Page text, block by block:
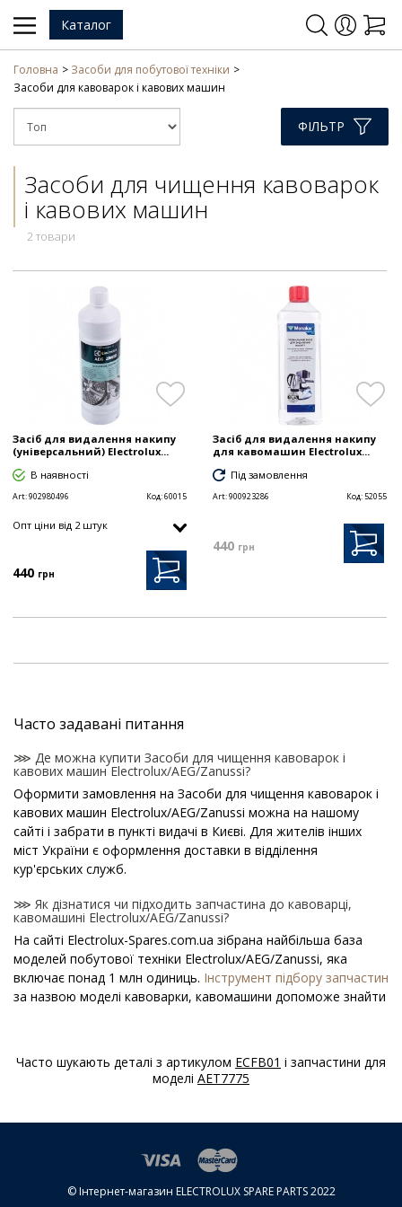
Каталог
Головна
Засоби для побутової техніки
Засоби для кавоварок і кавових машин
ФІЛЬТР
Засоби для чищення кавоварок
і кавових машин
2 товари
Засіб для видалення накипу
(універсальний) Electrolux...
В наявності
Art:902980496 Код:60015
Опт цiни від 2 штук
440 грн
Засіб для видалення накипу
для кавомашин Electrolux...
Під замовлення
Art:900923286 Код:52055
440 грн
Часто задавані питання
⋙ Де можна купити Засоби для чищення кавоварок і
кавових машин Electrolux/AEG/Zanussi?
Оформити замовлення на Засоби для чищення кавоварок і
кавових машин Electrolux/AEG/Zanussi можна на нашому
сайті і забрати в пункті видачі в Києві. Для жителів інших
міст України є оформлення доставки в відділення
кур'єрських служб.
⋙ Як дізнатися чи підходить запчастина до кавоварці,
кавомашині Electrolux/AEG/Zanussi?
На сайті Electrolux-Spares.com.ua зібрана найбільша база
моделей побутової техніки Electrolux/AEG/Zanussi, яка
включає понад 1 млн одиниць. Інструмент підбору запчастин
за назвою моделі кавоварки, кавомашини допоможе знайти
Electrolux/AEG/Zanussi?
Спеціальна наклейка виробника з назвою моделі і іншими
кавомашини Electrolux/AEG/Zanussi.
⋙ Скільки коштує Засоби для чищення кавоварок і кавових
На нашому сайті можна купити оригінальні Засоби для
Часто шукають деталі з артикулом ECFB01 і запчастини для
моделі AET7775
© Інтернет-магазин ELECTROLUX SPARE PARTS 2022